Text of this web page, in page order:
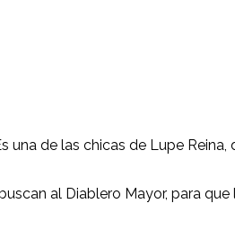
una de las chicas de Lupe
al Diablero Mayor, para que